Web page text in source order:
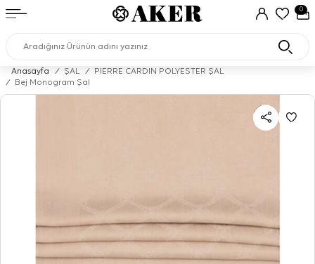
0
Anasayfa / ŞAL /
PIERRE CARDIN POLYESTER ŞAL
/
Bej Monogram Şal